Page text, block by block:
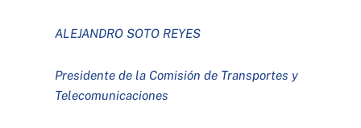
ALEJANDRO SOTO REYES
Presidente de la Comisión de Transportes y
Telecomunicaciones